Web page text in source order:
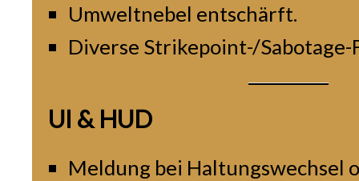
Umweltnebel entschärft.
Diverse Strikepoint-/Sabotage-
UI & HUD
Meldung bei Haltungswechsel